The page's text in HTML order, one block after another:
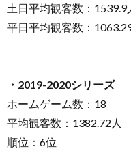
土日平均観客数：1539.9
平日平均観客数：
・2019-2020シリーズ
ホームゲーム数：18
平均観客数：1382.72人
順位：6位